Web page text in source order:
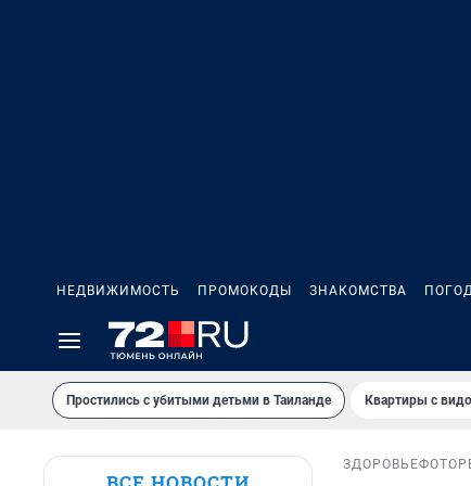
НЕДВИЖИМОСТЬ ПРОМОКОДЫ ЗНАКОМСТВА
Простились с убитыми детьми в Таиланде Квартиры с
ЗДОРОВЬЕ